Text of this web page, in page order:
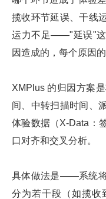
揽收环节延误、干线
运力不足——"延误"这
因造成的，每个原因
XMPlus 的归因方案
间、中转扫描时间、
体验数据（X-Data：
口对齐和交叉分析。
具体做法是——系统
分为若干段（如揽收